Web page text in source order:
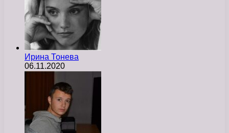
Ирина Тонева
06.11.2020